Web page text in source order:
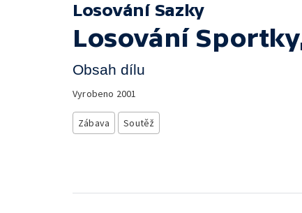
Losování Sazky
Losování
Obsah dílu
Vyrobeno 2001
Zábava Soutěž